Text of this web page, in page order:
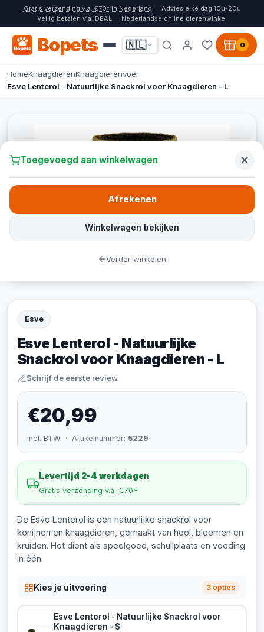
Gratis verzending v.a. €70* in Nederland
Advies elke dag 10u-20u
Veilig betalen via iDEAL
Nederlandse online dierenwinkel
Bopets 🇳🇱 0
HomeKnaagdierenKnaagdierenvoer
Esve Lenterol - Natuurlijke Snackrol voor Knaagdieren - L
Esve
Esve Lenterol - Natuurlijke
Snackrol voor Knaagdieren - L
Schrijf de eerste review
€20,99
incl. BTW · Artikelnummer: 5229
Levertijd 2-4 werkdagen
Gratis verzending v.a. €70*
De Esve Lenterol is een natuurlijke snackrol voor
konijnen en knaagdieren, gemaakt van hooi, bloemen en
kruiden. Het dient als speelgoed, schuilplaats en voeding
in één.
Kies je uitvoering 3 opties
Esve Lenterol - Natuurlijke Snackrol voor
Knaagdieren - S
Toegevoegd aan winkelwagen
Winkelwagen bekijken
Afrekenen
Verder winkelen